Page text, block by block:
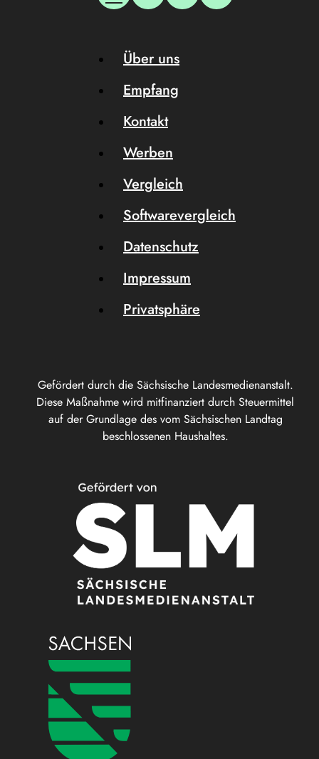
Gefördert durch die Sächsische Landesmedienanstalt.
Diese Maßnahme wird mitfinanziert durch Steuermittel
auf der Grundlage des vom Sächsischen Landtag
beschlossenen Haushaltes.
Über uns
Empfang
Kontakt
Werben
Vergleich
Softwarevergleich
Datenschutz
Impressum
Privatsphäre